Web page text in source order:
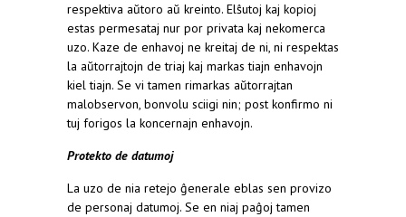
respektiva aŭtoro aŭ kreinto. Elŝutoj kaj kopioj
estas permesataj nur por privata kaj nekomerca
uzo. Kaze de enhavoj ne kreitaj de ni, ni respektas
la aŭtorrajtojn de triaj kaj markas tiajn enhavojn
kiel tiajn. Se vi tamen rimarkas aŭtorrajtan
malobservon, bonvolu sciigi nin; post konfirmo ni
tuj forigos la koncernajn enhavojn.
Protekto de datumoj
La uzo de nia retejo ĝenerale eblas sen provizo
de personaj datumoj. Se en niaj paĝoj tamen